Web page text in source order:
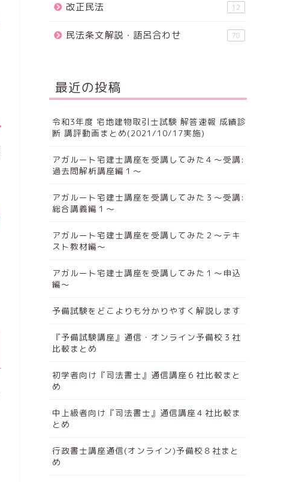
改正民法 12
民法条文解説・語呂合わせ 78
最近の投稿
令和3年度 宅地建物取引士試験 解答速報 成績診
断 講評動画まとめ(2021/10/17実施)
アガルート宅建士講座を受講してみた４～受講:
過去問解析講座編１～
アガルート宅建士講座を受講してみた３～受講:
総合講義編１～
アガルート宅建士講座を受講してみた２～テキ
スト教材編～
アガルート宅建士講座を受講してみた１～申込
編～
予備試験をどこよりも分かりやすく解説します
『予備試験講座』通信・オンライン予備校３社
比較まとめ
初学者向け『司法書士』通信講座６社比較まと
め
中上級者向け『司法書士』通信講座４社比較ま
とめ
行政書士講座通信(オンライン)予備校８社まと
め